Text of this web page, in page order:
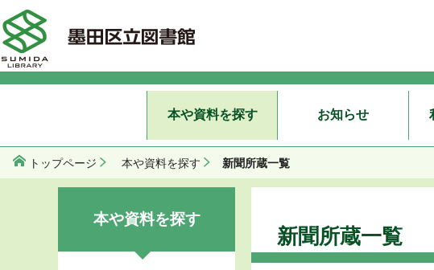
本や資料を探す お知らせ
トップページ 本や資料を探す 新聞所蔵一覧
新聞所蔵一覧
本や資料を探す